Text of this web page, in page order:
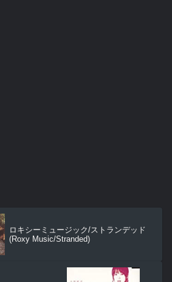
ロキシーミュージック/ストランデッド
(Roxy Music/Stranded)